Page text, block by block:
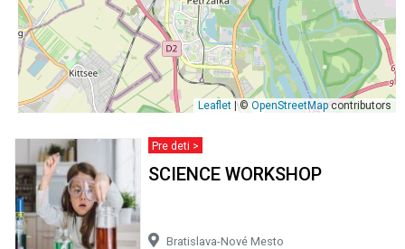
Leaflet | © OpenStreetMap contributors
Pre deti >
SCIENCE WORKSHOP
Bratislava-Nové Mesto